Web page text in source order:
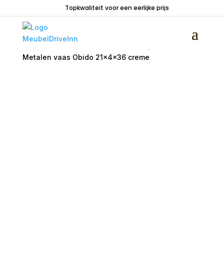
Topkwaliteit voor een eerlijke prijs
Metalen vaas Obido 21x4x36 creme